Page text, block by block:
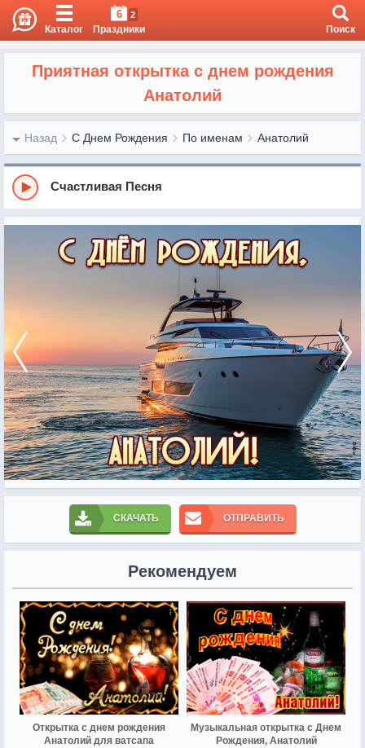
Каталог
6 2
Праздники Поиск
Приятная открытка с днем рождения
Анатолий
Назад С Днем Рождения По именам Анатолий
Счастливая Песня
СКАЧАТЬ ОТПРАВИТЬ
Рекомендуем
Открытка с днем рождения
Анатолий для ватсапа
Музыкальная открытка с Днем
Рождения, Анатолий